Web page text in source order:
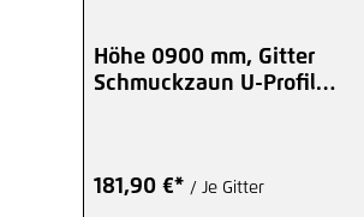
Höhe 0900 mm, Gitter
Schmuckzaun U-Profil
181,90 €* / Je Gitter